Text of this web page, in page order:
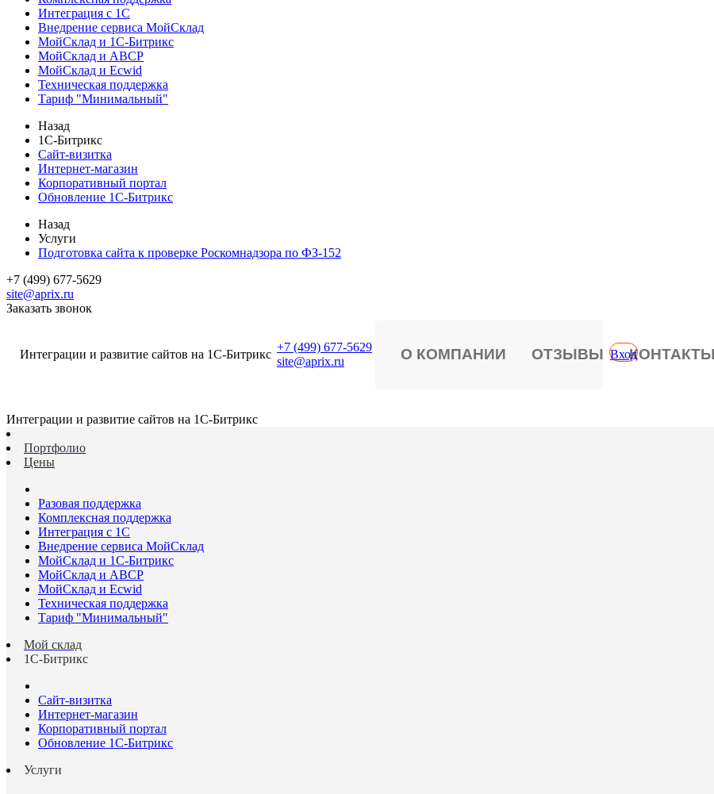
Интеграция с 1С
Внедрение сервиса МойСклад
МойСклад и 1С-Битрикс
МойСклад и ABCP
МойСклад и Ecwid
Техническая поддержка
Тариф "Минимальный"
Назад
1С-Битрикс
Сайт-визитка
Интернет-магазин
Корпоративный портал
Обновление 1С-Битрикс
Назад
Услуги
Подготовка сайта к проверке Роскомнадзора по ФЗ-152
+7 (499) 677-5629
site@aprix.ru
Заказать звонок
Интеграции и развитие сайтов на 1С-Битрикс
+7 (499) 677-5629
site@aprix.ru
О КОМПАНИИ ОТЗЫВЫ КОНТАКТЫ
Вход
Интеграции и развитие сайтов на 1С-Битрикс
Портфолио
Цены
Разовая поддержка
Комплексная поддержка
Интеграция с 1С
Внедрение сервиса МойСклад
МойСклад и 1С-Битрикс
МойСклад и ABCP
МойСклад и Ecwid
Техническая поддержка
Тариф "Минимальный"
Мой склад
1С-Битрикс
Сайт-визитка
Интернет-магазин
Корпоративный портал
Обновление 1С-Битрикс
Услуги